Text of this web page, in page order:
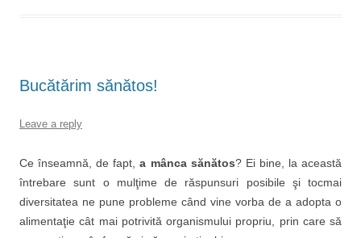
Bucătărim sănătos!
Leave a reply
Ce înseamnă, de fapt,a mânca sănătos? Ei bine, la această
întrebare sunt o mulţime de răspunsuri posibile şi tocmai
diversitatea ne pune probleme când vine vorba de a adopta o
alimentaţie cât mai potrivită organismului propriu, prin care să